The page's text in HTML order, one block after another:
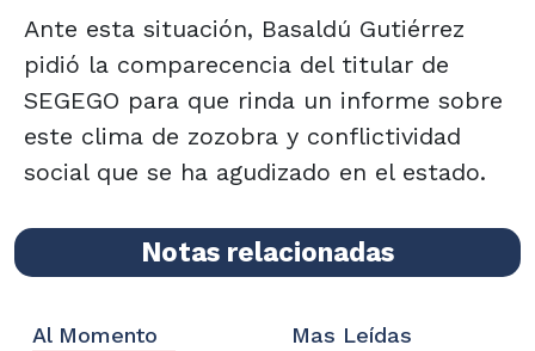
Ante esta situación, Basaldú Gutiérrez
pidió la comparecencia del titular de
SEGEGO para que rinda un informe sobre
este clima de zozobra y conflictividad
social que se ha agudizado en el estado.
Notas relacionadas
Al Momento Mas Leídas